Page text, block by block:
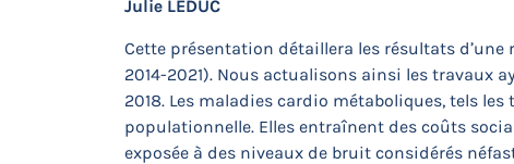
Julie LEDUC
Cette présentation détaillera les résultats
2014-2021). Nous actualisons ainsi les travaux
2018. Les maladies cardio métaboliques, tels
populationnelle. Elles entraînent des coûts
exposée à des niveaux de bruit considérés